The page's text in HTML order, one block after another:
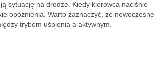
sytuację na drodze. Kiedy kierowca naciśnie
opóźnienia. Warto zaznaczyć, że nowoczesne
trybem uśpienia a aktywnym.